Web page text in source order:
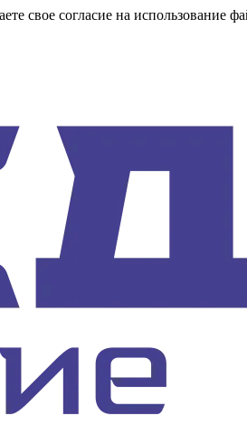
свое согласие на использование